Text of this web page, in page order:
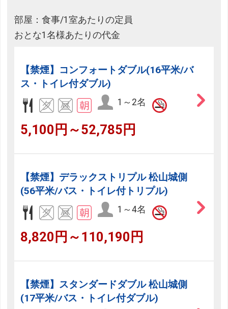
部屋：食事/1室あたりの定員
おとな1名様あたりの代金
【禁煙】コンフォートダブル(16平米/バ
ス・トイレ付ダブル)
1～2名
5,100円～52,785円
【禁煙】デラックストリプル 松山城側
(56平米/バス・トイレ付トリプル)
1～4名
8,820円～110,190円
【禁煙】スタンダードダブル 松山城側
(17平米/バス・トイレ付ダブル)